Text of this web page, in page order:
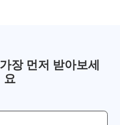
장 먼저 받아보세
요